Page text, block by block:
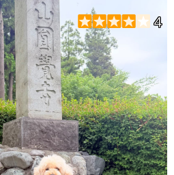
4